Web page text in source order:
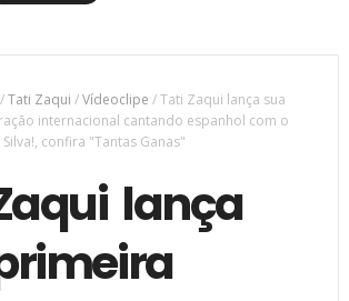
/Tati Zaqui /Vídeoclipe /Tati Zaqui lança sua
internacional cantando espanhol com o
confira "Tantas Ganas"
lança